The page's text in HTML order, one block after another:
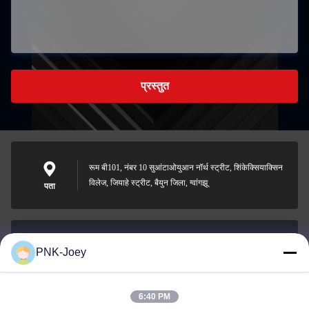
प्रस्तुत
पता
रूम बी101, नंबर 10 सुआंटाओयुआन नॉर्थ स्ट्रीट, शिंकेक्सियाक्सिन
विलेज, जियाहे स्ट्रीट, बैयुन जिला, ग्वांगझू
PNK-Joey
6:40 PM